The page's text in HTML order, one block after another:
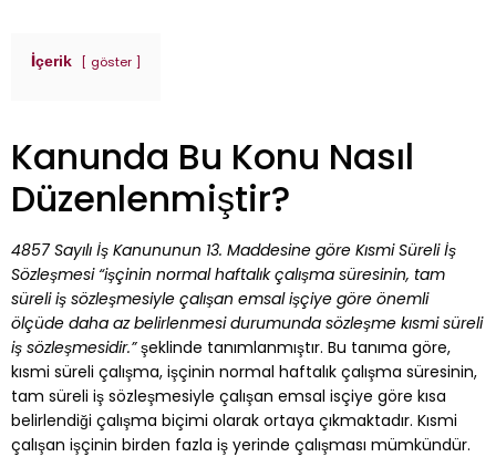
İçerik göster
Kanunda Bu Konu Nasıl
Düzenlenmiştir?
4857 Sayılı İş Kanununun 13. Maddesine göre Kısmi Süreli İş
Sözleşmesi “işçinin normal haftalık çalışma süresinin, tam
süreli iş sözleşmesiyle çalışan emsal işçiye göre önemli
ölçüde daha az belirlenmesi durumunda sözleşme kısmi süreli
iş sözleşmesidir.”şeklinde tanımlanmıştır. Bu tanıma göre,
kısmi süreli çalışma, işçinin normal haftalık çalışma süresinin,
tam süreli iş sözleşmesiyle çalışan emsal isçiye göre kısa
belirlendiği çalışma biçimi olarak ortaya çıkmaktadır. Kısmi
çalışan işçinin birden fazla iş yerinde çalışması mümkündür.